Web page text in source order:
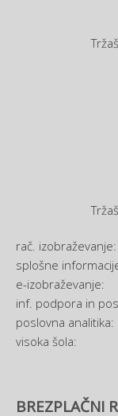
rač. izobraževanje:
splošne
e-izobraževanje:
inf. podpora in
poslovna analitika:
visoka šola:
BREZPLAČNI